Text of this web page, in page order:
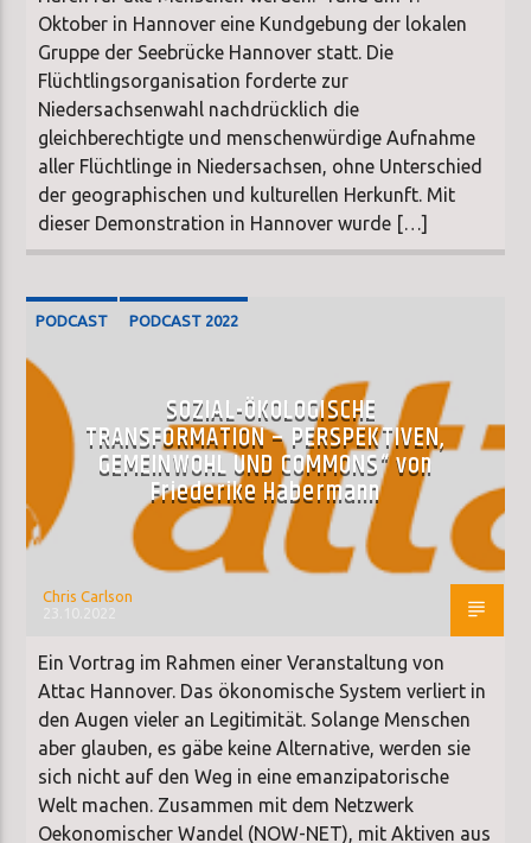
Oktober in Hannover eine Kundgebung der lokalen
Gruppe der Seebrücke Hannover statt. Die
Flüchtlingsorganisation forderte zur
Niedersachsenwahl nachdrücklich die
gleichberechtigte und menschenwürdige Aufnahme
aller Flüchtlinge in Niedersachsen, ohne Unterschied
der geographischen und kulturellen Herkunft. Mit
dieser Demonstration in Hannover wurde […]
PODCAST PODCAST 2022
SOZIAL-ÖKOLOGISCHE
TRANSFORMATION – PERSPEKTIVEN,
GEMEINWOHL UND COMMONS“ von
Friederike Habermann
Chris Carlson
Ein Vortrag im Rahmen einer Veranstaltung von
Attac Hannover. Das ökonomische System verliert in
den Augen vieler an Legitimität. Solange Menschen
aber glauben, es gäbe keine Alternative, werden sie
sich nicht auf den Weg in eine emanzipatorische
Welt machen. Zusammen mit dem Netzwerk
Oekonomischer Wandel (NOW-NET), mit Aktiven aus